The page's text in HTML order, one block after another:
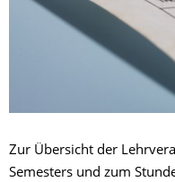
Zur Übersicht der
Semesters und zum